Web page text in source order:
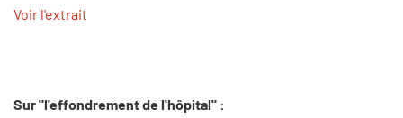
Voir l'extrait
Sur "l'effondrement de l'hôpital" :